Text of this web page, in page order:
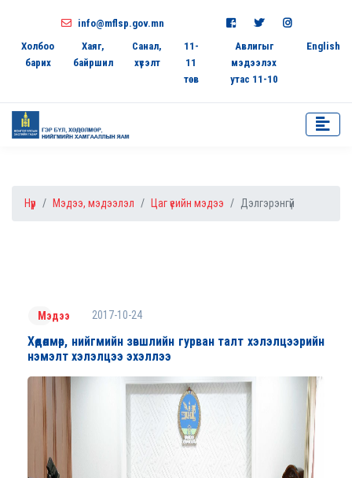
info@mflsp.gov.mn
Холбоо
барих
Хаяг,
байршил
Санал,
хүсэлт
11-
11
төв
Авлигыг
мэдээлэх
утас 11-10
English
Нүүр Мэдээ, мэдээлэл Цаг үеийн мэдээ Дэлгэрэнгүй
Мэдээ 2017-10-24
Хөдөлмөр, нийгмийн зөвшлийн гурван талт хэлэлцээрийн
нэмэлт хэлэлцээ эхэллээ